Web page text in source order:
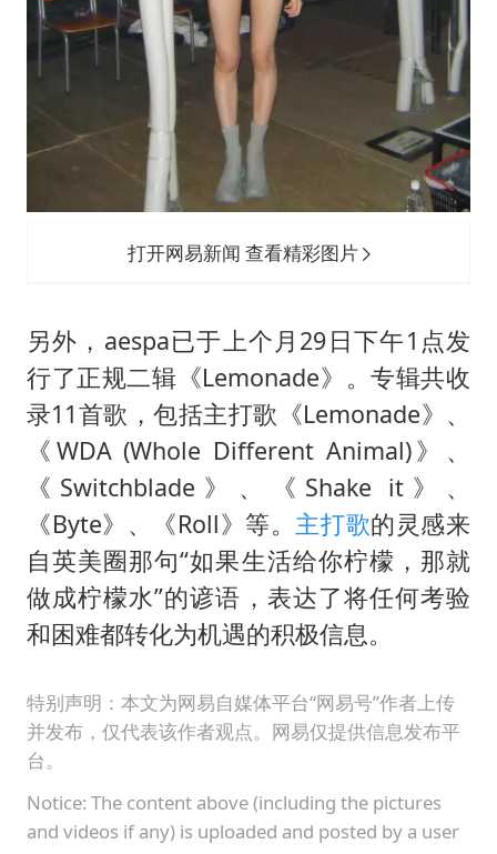
打开网易新闻 查看精彩图片
另外，aespa已于上个月29日下午1点发
行了正规二辑《Lemonade》。专辑共收
录11首歌，包括主打歌《Lemonade》、
《WDA (Whole Different Animal)》、
《Switchblade》、《Shake it》、
《Byte》、《Roll》等。 主打歌的灵感来
自英美圈那句“如果生活给你柠檬，那就
做成柠檬水”的谚语，表达了将任何考验
和困难都转化为机遇的积极信息。
特别声明：本文为网易自媒体平台“网易号”作者上传
并发布，仅代表该作者观点。网易仅提供信息发布平
台。
Notice: The content above (including the pictures
and videos if any) is uploaded and posted by a user